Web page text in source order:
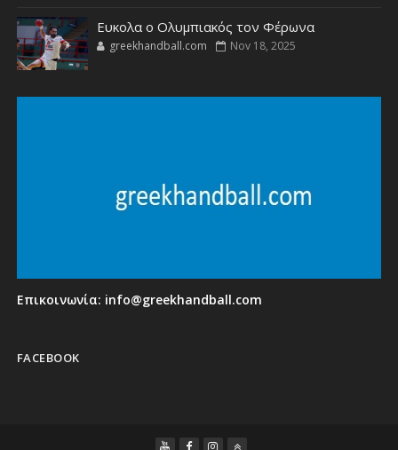
Ευκολα ο Ολυμπιακός τον Φέρωνα
greekhandball.com Nov 18, 2025
Επικοινωνία: info@greekhandball.com
FACEBOOK